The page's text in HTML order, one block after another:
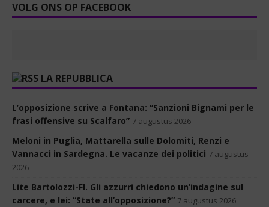
VOLG ONS OP FACEBOOK
LA REPUBBLICA
L’opposizione scrive a Fontana: “Sanzioni Bignami per le
frasi offensive su Scalfaro” 7 augustus 2026
Meloni in Puglia, Mattarella sulle Dolomiti, Renzi e
Vannacci in Sardegna. Le vacanze dei politici 7 augustus
2026
Lite Bartolozzi-FI. Gli azzurri chiedono un’indagine sul
carcere, e lei: “State all’opposizione?” 7 augustus 2026